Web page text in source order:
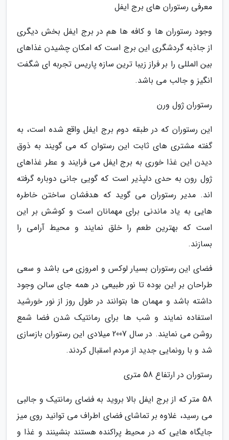
معرفی رستوران های برج ایفل
وجود رستوران ها و کافه ها هم در برج ایفل بخش دیگری
از جاذبه گردشگری این برج است که امکان چشیدن غذاهای
بین المللی را بر فراز زیبا ترین سازه پاریس تجربه ای شگفت
انگیز و جالب می باشد.
رستوران ژول ورن
این رستوران که در طبقه دوم برج ایفل واقع شده است، به
گفته مشتری های ثابت این رستوان که می گویند به ذوق
دیدن این غذا خوری به برج ایفل می فرایند و عطر غذاهای
ژول رون به حدی دلپذیر است که گویی جانی دوباره گرفته
اند. مدیر رستوران می گوید که هدفشان ساختن خاطره
هایی به یاد ماندنی برای مهمانان است و کوشش بر این
است که بهترین طعم را خلق نمایند و محیط آرامی را
بسازند.
فضای این رستوران بسیار لوکس و امروزی می باشد و سعی
طراحان بر این بوده تا نور طبیعی در همه جای سالن وجود
داشته باشد و مهمان ها بتوانند در طول روز از نور خورشید
استفاده نمایند و شب ها برای رمانتیک شدن فضا شمع
روشن می نمایند. در سال 2007 میلادی این رستوران بازسازی
شد و با رونمایی جدید از مردم اسقبال کردند.
رستوران در ارتفاع 58 متری
58 متر که از برج ایفل بالا بروید به فضای رمانتیک و جالبی
می رسید، غلاوه بر تماشای فضای اطراف می توانید روی میز
جایگاه هایی که در محیط پراکنده هستند بنشینند و غذا و